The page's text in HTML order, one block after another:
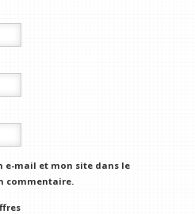
e-mail et mon site dans le
commentaire.